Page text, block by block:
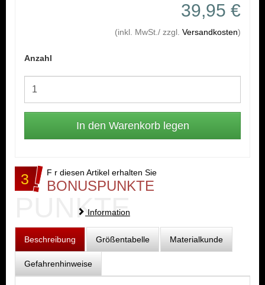
39,95 €
(inkl. MwSt./ zzgl. Versandkosten)
Anzahl
3 F r diesen Artikel erhalten Sie
BONUSPUNKTE
PUNKTE
Information
Beschreibung Größentabelle Materialkunde
Gefahrenhinweise